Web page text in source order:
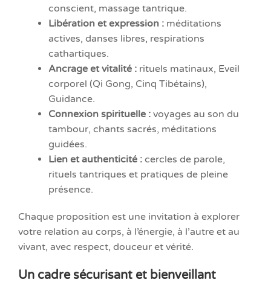
conscient, massage tantrique.
Libération et expression : méditations
actives, danses libres, respirations
cathartiques.
Ancrage et vitalité : rituels matinaux, Eveil
corporel (Qi Gong, Cinq Tibétains),
Guidance.
Connexion spirituelle : voyages au son du
tambour, chants sacrés, méditations
guidées.
Lien et authenticité : cercles de parole,
rituels tantriques et pratiques de pleine
présence.
Chaque proposition est une invitation à explorer
votre relation au corps, à l’énergie, à l’autre et au
vivant, avec respect, douceur et vérité.
Un cadre sécurisant et bienveillant